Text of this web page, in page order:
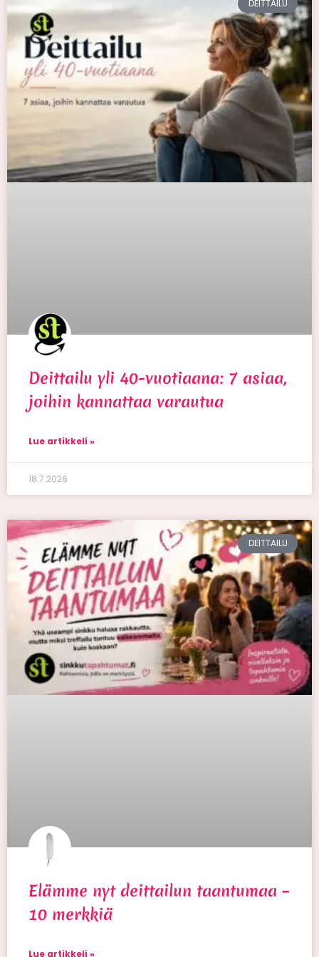
DEITTAILU
Deittailu yli 40-vuotiaana: 7 asiaa,
joihin kannattaa varautua
Lue artikkeli »
18.7.2026
DEITTAILU
Elämme nyt deittailun taantumaa –
10 merkkiä
Lue artikkeli »